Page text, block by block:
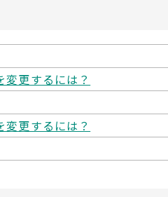
更するには？
更するには？